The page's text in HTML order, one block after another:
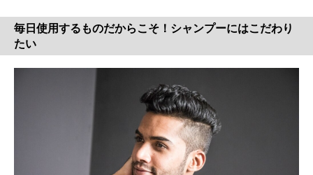
毎日使用するものだからこそ！シャンプーにはこだわり
たい